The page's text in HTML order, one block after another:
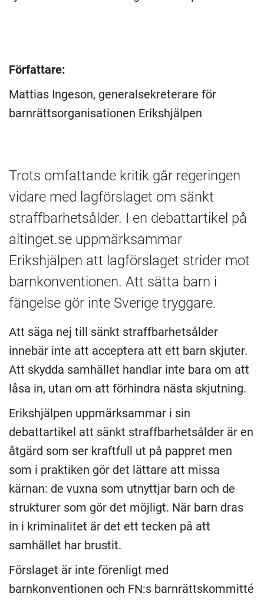
Författare:
Mattias Ingeson, generalsekreterare för
barnrättsorganisationen Erikshjälpen
Trots omfattande kritik går regeringen
vidare med lagförslaget om sänkt
straffbarhetsålder. I en debattartikel på
altinget.se uppmärksammar
Erikshjälpen att lagförslaget strider mot
barnkonventionen. Att sätta barn i
fängelse gör inte Sverige tryggare.
Att säga nej till sänkt straffbarhetsålder
innebär inte att acceptera att ett barn skjuter.
Att skydda samhället handlar inte bara om att
låsa in, utan om att förhindra nästa skjutning.
Erikshjälpen uppmärksammar i sin
debattartikel att sänkt straffbarhetsålder är en
åtgärd som ser kraftfull ut på pappret men
som i praktiken gör det lättare att missa
kärnan: de vuxna som utnyttjar barn och de
strukturer som gör det möjligt. När barn dras
in i kriminalitet är det ett tecken på att
samhället har brustit.
Förslaget är inte förenligt med
barnkonventionen och FN:s barnrättskommitté